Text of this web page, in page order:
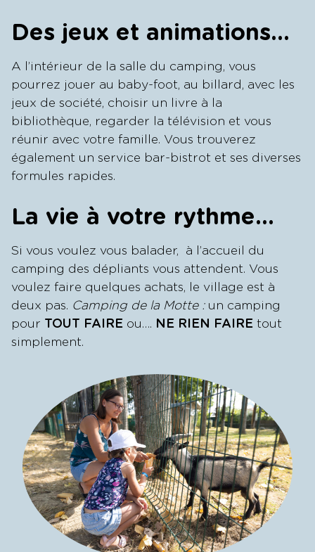
Des jeux et animations…
A l’intérieur de la salle du camping, vous
pourrez jouer au baby-foot, au billard, avec les
jeux de société, choisir un livre à la
bibliothèque, regarder la télévision et vous
réunir avec votre famille. Vous trouverez
également un service bar-bistrot et ses diverses
formules rapides.
La vie à votre rythme…
Si vous voulez vous balader, à l’accueil du
camping des dépliants vous attendent. Vous
voulez faire quelques achats, le village est à
deux pas. Camping de la Motte :un camping
pour
TOUT FAIRE ou…. NE RIEN FAIRE tout
simplement.